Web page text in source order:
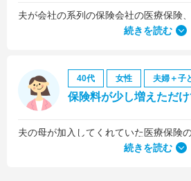
続きを読む
40代 女性 夫婦＋子
保険料が少し増えただ
続きを読む